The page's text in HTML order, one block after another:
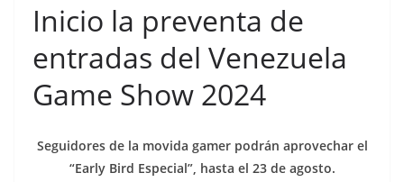
Inicio la preventa de
entradas del Venezuela
Game Show 2024
Seguidores de la movida gamer podrán aprovechar el
“Early Bird Especial”, hasta el 23 de agosto.